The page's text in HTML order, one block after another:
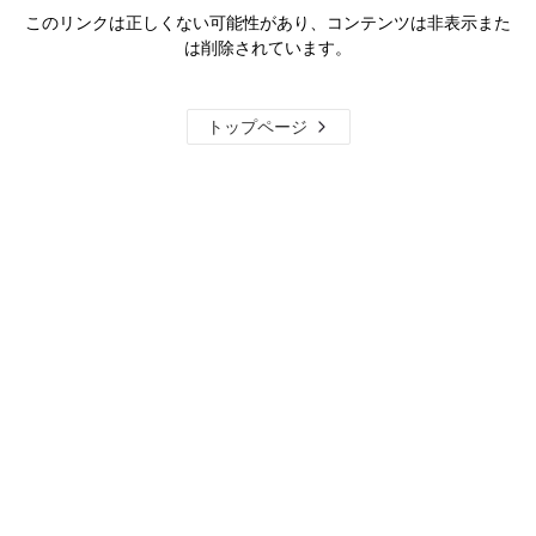
このリンクは正しくない可能性があり、コンテンツは非表示また
は削除されています。
トップページ